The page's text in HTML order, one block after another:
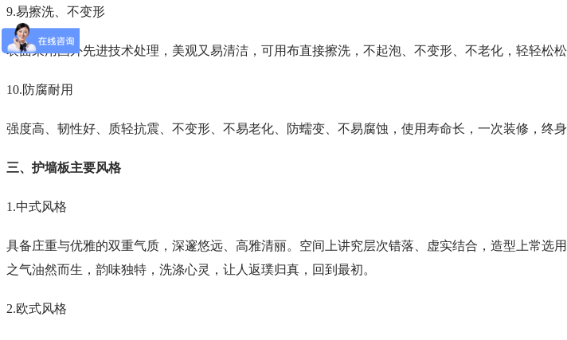
9.易擦洗、不变形
表面采用国外先进技术处理，美观又易清洁，可用布直接擦洗，不起泡、不变形、不老化，轻轻松松
10.防腐耐用
强度高、韧性好、质轻抗震、不变形、不易老化、防蠕变、不易腐蚀，使用寿命长，一次装修，终身
三、护墙板主要风格
1.中式风格
具备庄重与优雅的双重气质，深邃悠远、高雅清丽。空间上讲究层次错落、虚实结合，造型上常
之气油然而生，韵味独特，洗涤心灵，让人返璞归真，回到最初。
2.欧式风格